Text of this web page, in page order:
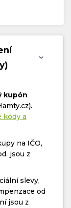
kupón
kódy a
na IČO,
jsou z
slevy,
od
jsou z